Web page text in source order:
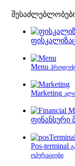
Menu
Marketing
ფინანსური
Pos-terminal
ოპერაციები